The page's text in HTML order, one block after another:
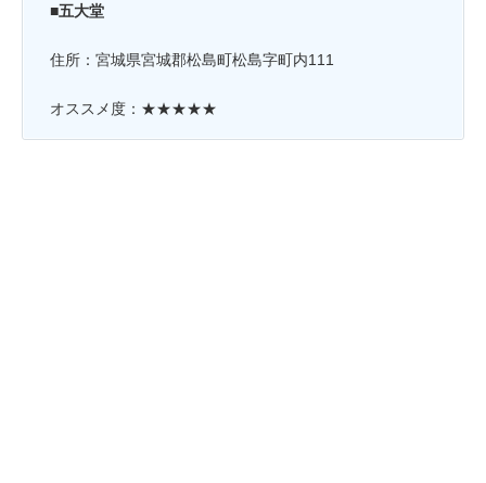
■五大堂
住所：宮城県宮城郡松島町松島字町内111
オススメ度：★★★★★